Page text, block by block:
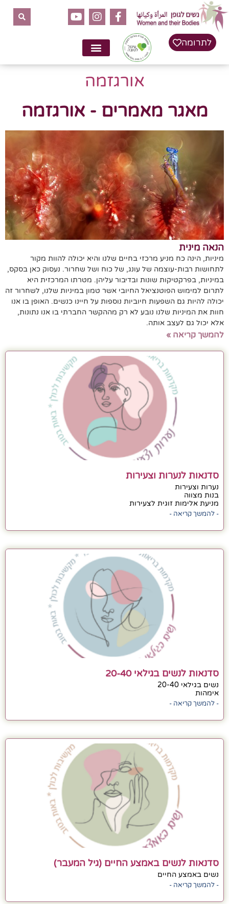
לתרומה
אורגזמה
מאגר מאמרים - אורגזמה
הנאה מינית
מיניות, הינה כח מניע מרכזי בחיים שלנו והיא יכולה להוות מקור
לתחושות רבות-עוצמה של עונג, של כוח ושל שחרור. נעסוק כאן בסקס,
במיניות, בפרקטיקות שונות ובדיבור עליהן. מטרתו המרכזית היא
לתרום למימוש הפוטנציאל החיובי אשר טמון במיניות שלנו, לשחרור זה
יכולה להיות גם השפעות חיוביות נוספות על חיינו כנשים. האופן בו אנו
חוות את המיניות שלנו נובע לא רק מההקשר החברתי בו אנו נתונות,
אלא יכול גם לעצב אותה.
להמשך קריאה »
סדנאות לנערות וצעירות
נערות וצעירות
בנות מצווה
מניעת אלימות זוגית לצעירות
- להמשך קריאה -
סדנאות לנשים בגילאי 20-40
נשים בגילאי 20-40
אימהות
- להמשך קריאה -
סדנאות לנשים באמצע החיים (גיל המעבר)
נשים באמצע החיים
- להמשך קריאה -